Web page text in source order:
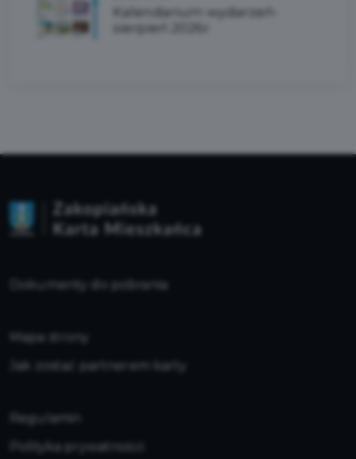
Kalendarium wydarzeń-
sierpień 2026r
Dokumenty do pobrania
Mapa strony
Jak zostać partnerem karty
Regulamin
Polityka prywatności